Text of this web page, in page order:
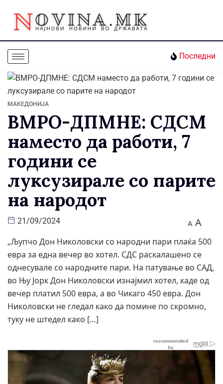
Последни
МАКЕДОНИЈА
ВМРО-ДПМНЕ: СДСМ
наместо да работи, 7
години се
луксузирале со парите
на народот
21/09/2024 A A
„Љупчо Дон Николовски со народни пари плаќа 500
евра за една вечер во хотел. СДС раскалашено се
однесувале со народните пари. На патување во САД,
во Њу Јорк Дон Николовски изнајмил хотел, каде од
вечер платил 500 евра, а во Чикаго 450 евра. Дон
Николовски не гледал како да помине по скромно,
туку не штедел како […]